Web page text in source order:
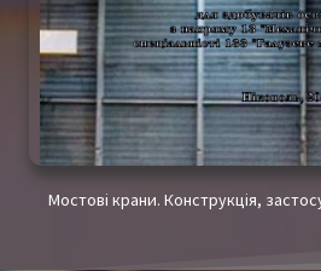
Мостові крани. Конструкція,